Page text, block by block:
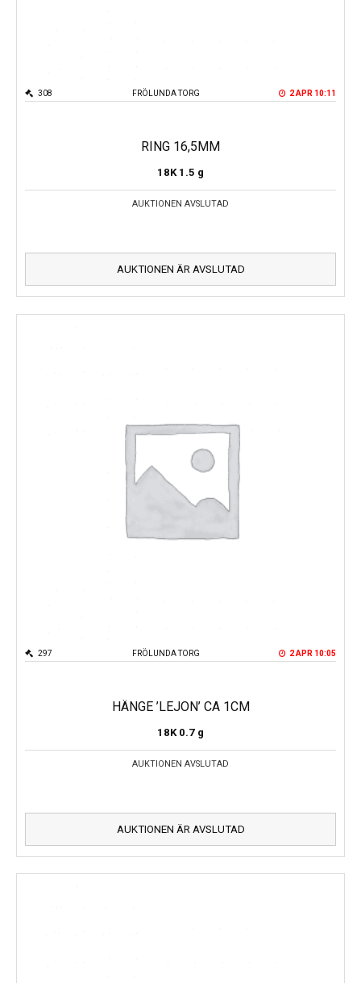
FRÖLUNDA TORG
308 2 APR 10:11
RING 16,5MM
18K 1.5 g
AUKTIONEN AVSLUTAD
AUKTIONEN ÄR AVSLUTAD
FRÖLUNDA TORG
297 2 APR 10:05
HÄNGE ’LEJON’ CA 1CM
18K 0.7 g
AUKTIONEN AVSLUTAD
AUKTIONEN ÄR AVSLUTAD